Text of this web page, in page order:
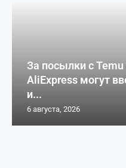
За посылки с Temu
AliExpress могут
и...
6 августа, 2026